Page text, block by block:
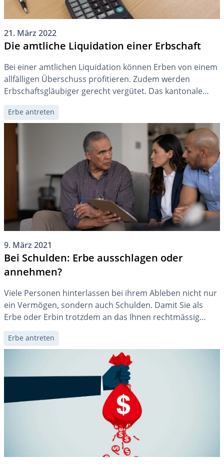
21. März 2022
Die amtliche Liquidation einer Erbschaft
Bei einer amtlichen Liquidation können Erben von einem
allfälligen Überschuss profitieren. Zudem werden
Erbschaftsgläubiger gerecht vergütet. Das kantonale
Recht bestimmt die zuständige Behörde.
Erbe antreten
9. März 2021
Bei Schulden: Erbe ausschlagen oder
annehmen?
Viele Personen hinterlassen bei ihrem Ableben nicht nur
ein Vermögen, sondern auch Schulden. Damit Sie als
Erbe oder Erbin trotzdem an das Ihnen rechtmässig
zustehende Geld gelangen, gibt es unterschiedliche
Massnahmen, die Sie ergreifen können.
Erbe antreten